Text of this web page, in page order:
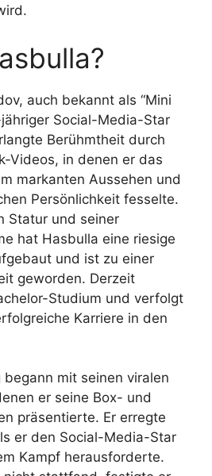
auch bekannt als “Mini
Social-Media-Star
Berühmtheit durch
Videos, in denen er das
markanten Aussehen und
Persönlichkeit fesselte.
Statur und seiner
hat Hasbulla eine riesige
und ist zu einer
geworden. Derzeit
Studium und verfolgt
Karriere in den
mit seinen viralen
er seine Box- und
präsentierte. Er erregte
er den Social-Media-Star
Kampf herausforderte.